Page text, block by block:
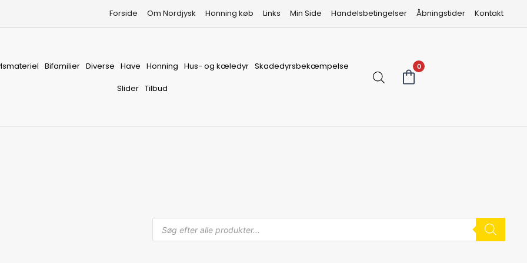
Forside Om Nordjysk Honning køb Links Min Side Handelsbetingelser Åbningstider Kontakt
Bifamilier Diverse Have Honning Hus- og kæledyr Skadedyrsbekæmpelse
Slider Tilbud
0
Produkts
search